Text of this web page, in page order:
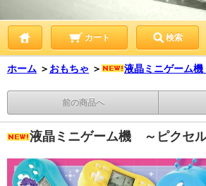
カート 検索
ホーム ＞ おもちゃ ＞ 液晶ミニゲーム
前の商品へ
液晶ミニゲーム機 ～ピクセ